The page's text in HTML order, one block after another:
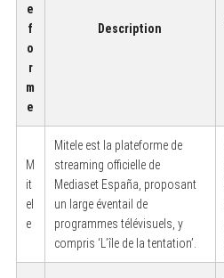
e
f
o
r
m
e
Description
M
it
el
e
Mitele est la plateforme de
streaming officielle de
Mediaset España, proposant
un large éventail de
programmes télévisuels, y
compris ‘L’île de la tentation’.